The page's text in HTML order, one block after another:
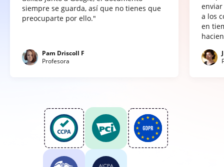
siempre se guarda, así que no tienes que
preocuparte por ello."
Pam Driscoll F
Profesora
a los
en